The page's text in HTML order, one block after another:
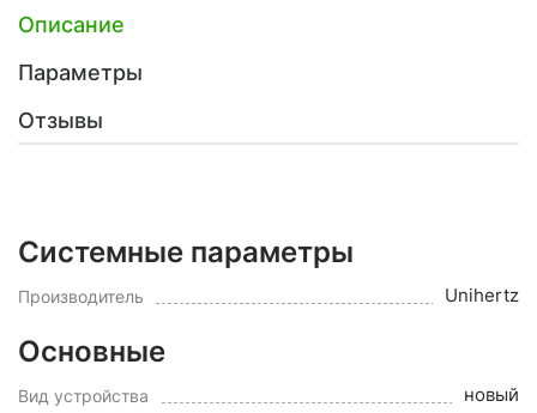
Описание
Параметры
Отзывы
Системные параметры
Производитель Unihertz
Основные
Вид устройства новый